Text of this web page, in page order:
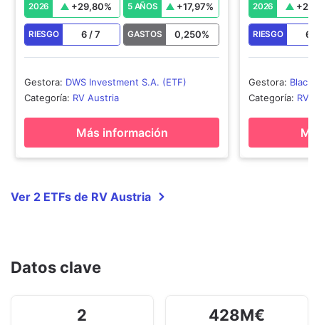
2026 +29,80% 5 AÑOS +17,97%
RIESGO 6 /7 GASTOS 0,250%
Gestora: DWS Investment S.A. (ETF)
Categoría: RV Austria
Más información
2026 +
RIESGO 6
Gestora:
Deutschland
Categoría: RV
Ver 2 ETFs de RV Austria
Datos clave
2 428M€